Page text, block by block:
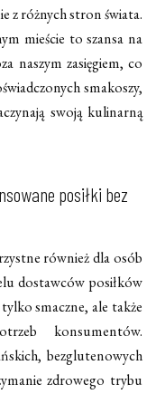
z różnych stron świata.
mieście to szansa na
naszym zasięgiem, co
smakoszy,
swoją kulinarną
posiłki bez
również dla osób
dostawców posiłków
smaczne, ale także
konsumentów.
bezglutenowych
zdrowego trybu